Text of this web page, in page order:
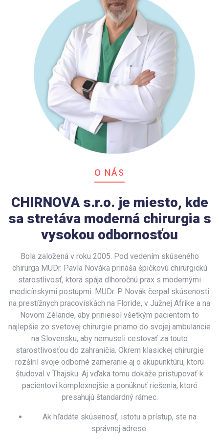
O NÁS
CHIRNOVA s.r.o. je miesto, kde
sa stretáva moderná chirurgia s
vysokou odbornosťou
Bola založená v roku 2005. Pod vedením skúseného
chirurga MUDr. Pavla Nováka prináša špičkovú chirurgickú
starostlivosť, ktorá spája dlhoročnú prax s modernými
medicínskymi postupmi. MUDr. P. Novák čerpal skúsenosti
na prestížnych pracoviskách na Floride, v Južnej Afrike a na
Novom Zélande, aby priniesol všetkým pacientom to
najlepšie zo svetovej chirurgie priamo do svojej ambulancie
na Slovensku, aby nemuseli cestovať za touto
starostlivosťou do zahraničia. Okrem klasickej chirurgie
rozšíril svoje odborné zameranie aj o akupunktúru, ktorú
študoval v Thajsku. Aj vďaka tomu dokáže pristupovať k
pacientovi komplexnejšie a ponúknuť riešenia, ktoré
presahujú štandardný rámec.
Ak hľadáte skúsenosť, istotu a prístup, ste na
správnej adrese.